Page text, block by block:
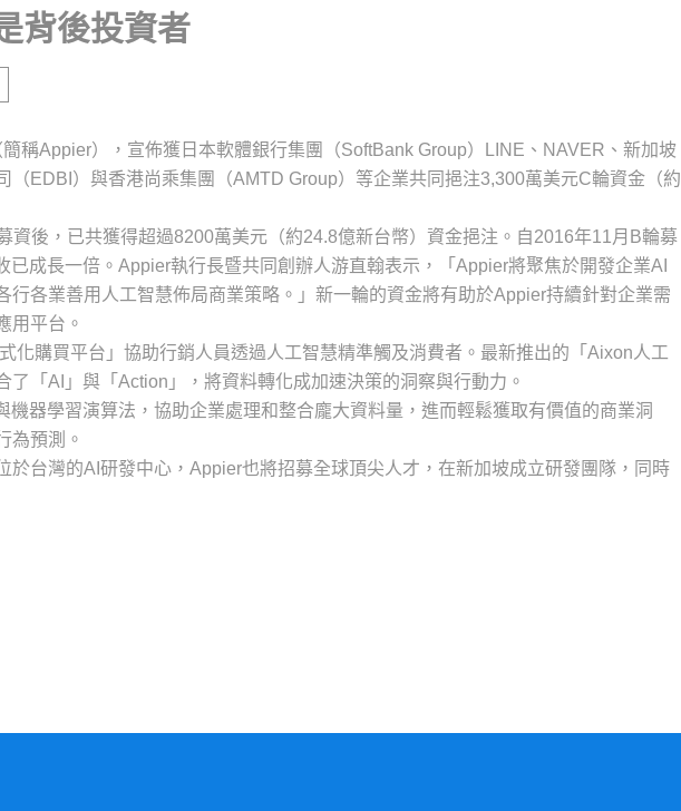
背後投資者
稱Appier），宣佈獲日本軟體銀行集團（SoftBank Group）LINE、NAVER、新加坡
（EDBI）與香港尚乘集團（AMTD Group）等企業共同挹注3,300萬美元C輪資金（約
資後，已共獲得超過8200萬美元（約24.8億新台幣）資金挹注。自2016年11月B輪募
已成長一倍。Appier執行長暨共同創辦人游直翰表示，「Appier將聚焦於開發企業AI
行各業善用人工智慧佈局商業策略。」新一輪的資金將有助於Appier持續針對企業需
用平台。
化購買平台」協助行銷人員透過人工智慧精準觸及消費者。最新推出的「Aixon人工
了「AI」與「Action」，將資料轉化成加速決策的洞察與行動力。
機器學習演算法，協助企業處理和整合龐大資料量，進而輕鬆獲取有價值的商業洞
為預測。
於台灣的AI研發中心，Appier也將招募全球頂尖人才，在新加坡成立研發團隊，同時